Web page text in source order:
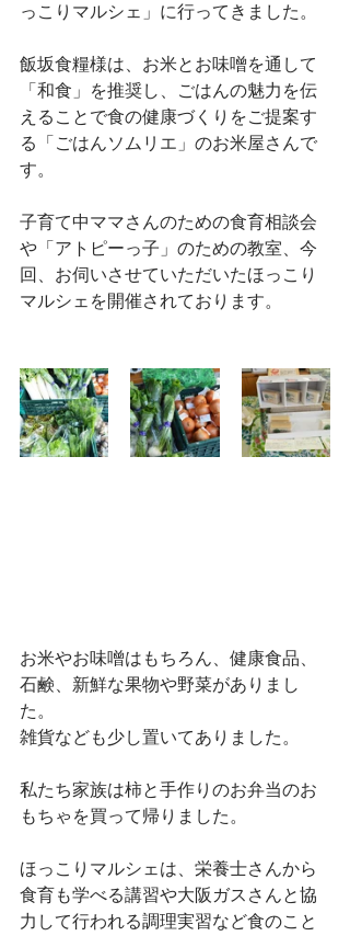
っこりマルシェ」に行ってきました。
飯坂食糧様は、お米とお味噌を通して
「和食」を推奨し、ごはんの魅力を伝
えることで食の健康づくりをご提案す
る「ごはんソムリエ」のお米屋さんで
す。
子育て中ママさんのための食育相談会
や「アトピーっ子」のための教室、今
回、お伺いさせていただいたほっこり
マルシェを開催されております。
お米やお味噌はもちろん、健康食品、
石鹸、新鮮な果物や野菜がありまし
た。
雑貨なども少し置いてありました。
私たち家族は柿と手作りのお弁当のお
もちゃを買って帰りました。
ほっこりマルシェは、栄養士さんから
食育も学べる講習や大阪ガスさんと協
力して行われる調理実習など食のこと